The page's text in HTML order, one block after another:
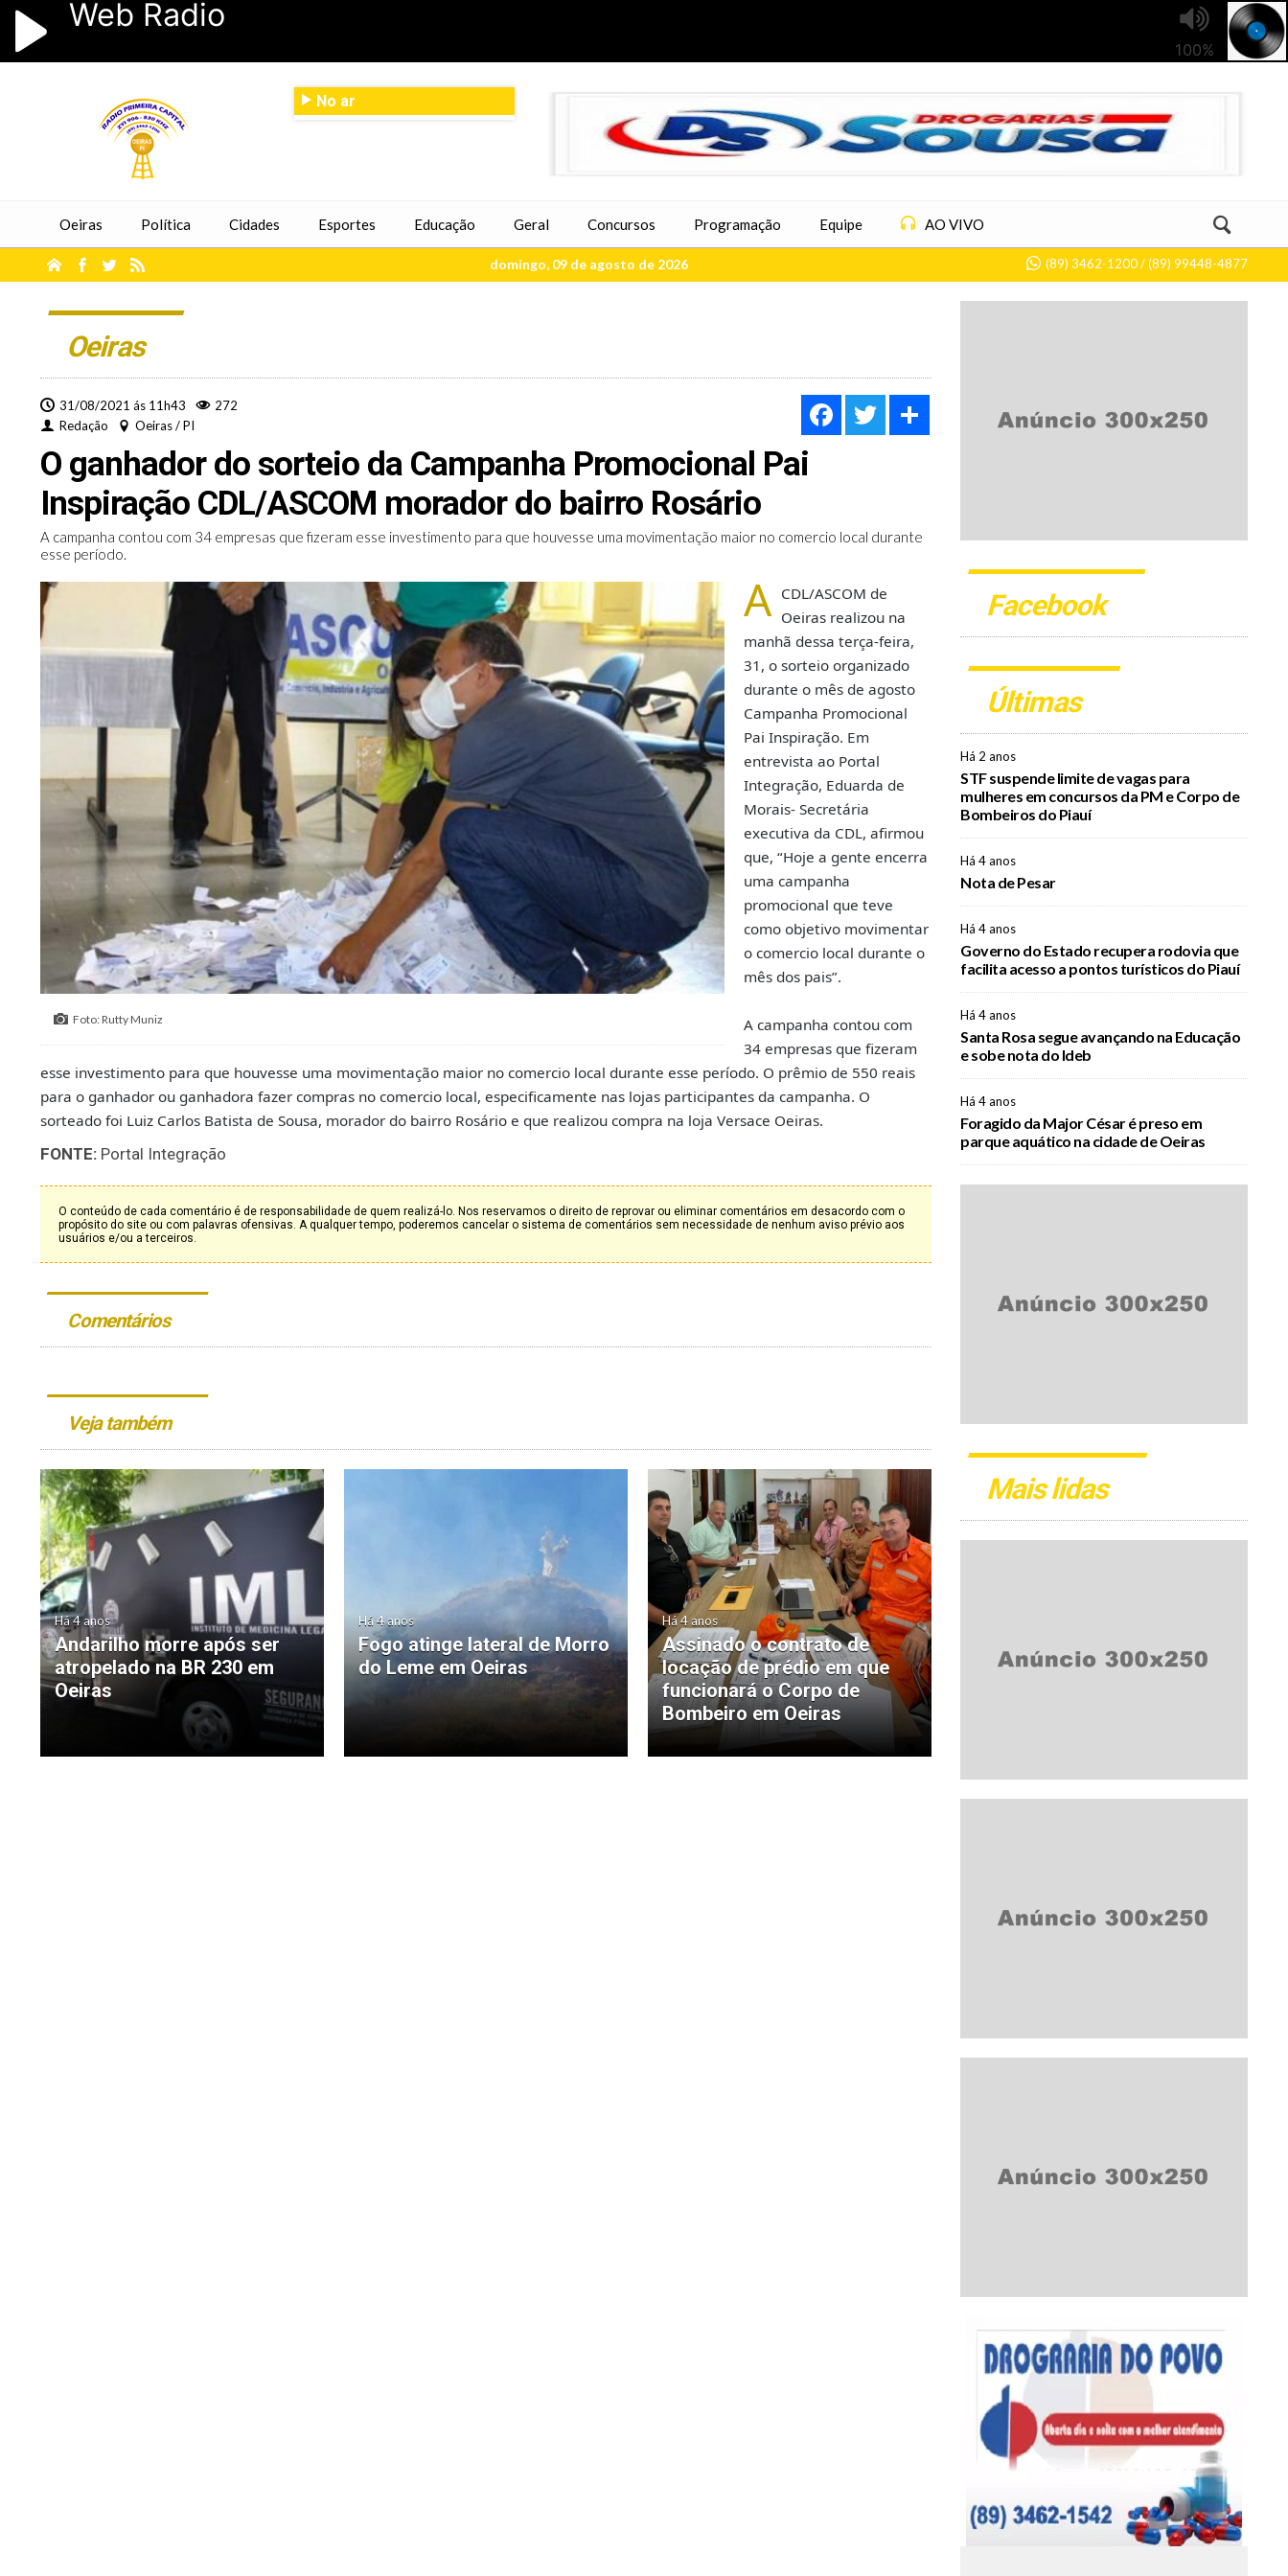
No ar
Oeiras Política Cidades Esportes Educação Geral Concursos Programação Equipe AO VIVO
domingo, 09 de agosto de 2026 (89) 3462-1200 / (89) 99448-4877
Oeiras
31/08/2021 ás 11h43
272
Redação
Oeiras / PI
FacebookTwitter
O ganhador do sorteio da Campanha Promocional Pai
Inspiração CDL/ASCOM morador do bairro Rosário
A campanha contou com 34 empresas que fizeram esse investimento para que houvesse uma movimentação maior no comercio local durante
esse período.
Foto: Rutty Muniz
A CDL/ASCOM de
Oeiras realizou na
manhã dessa terça-feira,
31, o sorteio organizado
durante o mês de agosto
Campanha Promocional
Pai Inspiração. Em
entrevista ao Portal
Integração, Eduarda de
Morais- Secretária
executiva da CDL, afirmou
que, “Hoje a gente encerra
uma campanha
promocional que teve
como objetivo movimentar
o comercio local durante o
mês dos pais”.
A campanha contou com
34 empresas que fizeram
esse investimento para que houvesse uma movimentação maior no comercio local durante esse período. O prêmio de 550 reais
para o ganhador ou ganhadora fazer compras no comercio local, especificamente nas lojas participantes da campanha. O
sorteado foi Luiz Carlos Batista de Sousa, morador do bairro Rosário e que realizou compra na loja Versace Oeiras.
FONTE: Portal Integração
O conteúdo de cada comentário é de responsabilidade de quem realizá-lo. Nos reservamos o direito de reprovar ou eliminar comentários em desacordo com o
propósito do site ou com palavras ofensivas. A qualquer tempo, poderemos cancelar o sistema de comentários sem necessidade de nenhum aviso prévio aos
usuários e/ou a terceiros.
Comentários
Veja também
Há 4 anos
Andarilho morre após ser
atropelado na BR 230 em
Oeiras
Há 4 anos
Fogo atinge lateral de Morro
do Leme em Oeiras
Há 4 anos
Assinado o contrato de
locação de prédio em que
funcionará o Corpo de
Bombeiro em Oeiras
Facebook
Últimas
Há 2 anos
STF suspende limite de vagas para
mulheres em concursos da PM e Corpo de
Bombeiros do Piauí
Há 4 anos
Nota de Pesar
Há 4 anos
Governo do Estado recupera rodovia que
facilita acesso a pontos turísticos do Piauí
Há 4 anos
Santa Rosa segue avançando na Educação
e sobe nota do Ideb
Há 4 anos
Foragido da Major César é preso em
parque aquático na cidade de Oeiras
Mais lidas